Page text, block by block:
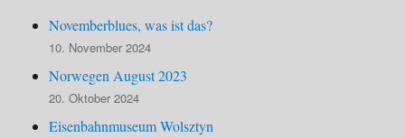
Novemberblues, was ist das?
10. November 2024
Norwegen August 2023
20. Oktober 2024
Eisenbahnmuseum Wolsztyn